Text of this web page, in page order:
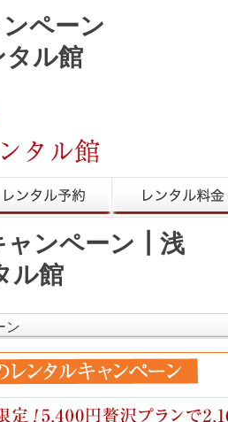
ペーン
ル館
ル予約 レンタル料金
ャンペーン┃浅
ル館
ン